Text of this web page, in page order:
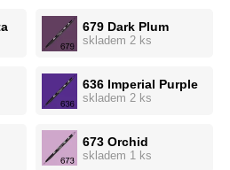
679 Dark Plum
skladem 2 ks
636 Imperial Purple
skladem 2 ks
673 Orchid
skladem 1 ks